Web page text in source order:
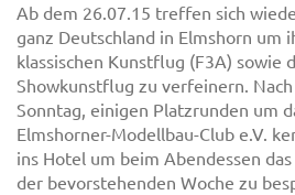
Ab dem 26.07.15 treffen sich
ganz Deutschland in Elmshorn um
klassischen Kunstflug (F3A) sowie
Showkunstflug zu verfeinern.
Sonntag, einigen Platzrunden um
Elmshorner-Modellbau-Club e.V.
ins Hotel um beim Abendessen
der bevorstehenden Woche zu